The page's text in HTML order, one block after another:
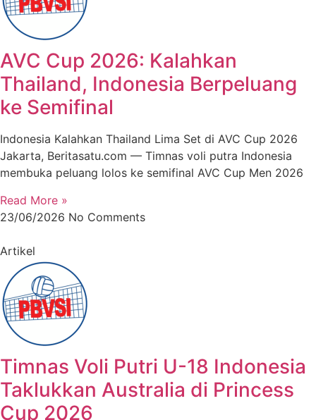
AVC Cup 2026: Kalahkan
Thailand, Indonesia Berpeluang
ke Semifinal
Indonesia Kalahkan Thailand Lima Set di AVC Cup 2026
Jakarta, Beritasatu.com — Timnas voli putra Indonesia
membuka peluang lolos ke semifinal AVC Cup Men 2026
Read More »
23/06/2026 No Comments
Artikel
Timnas Voli Putri U-18 Indonesia
Taklukkan Australia di Princess
Cup 2026